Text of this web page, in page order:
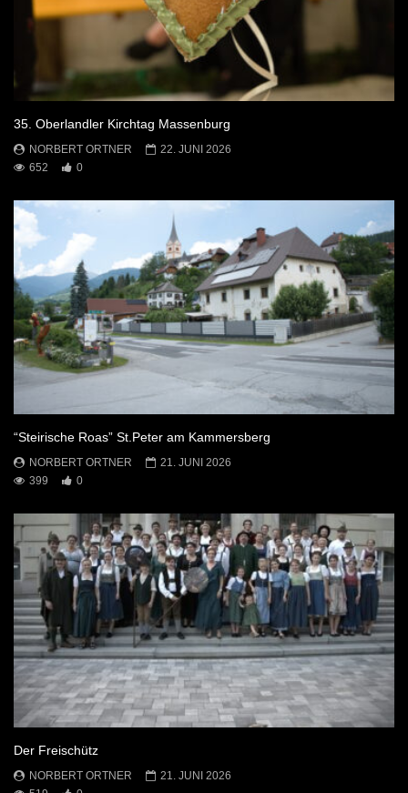
35. Oberlandler Kirchtag Massenburg
NORBERT ORTNER
22. JUNI 2026
652
0
“Steirische Roas” St.Peter am Kammersberg
NORBERT ORTNER
21. JUNI 2026
399
0
Der Freischütz
NORBERT ORTNER
21. JUNI 2026